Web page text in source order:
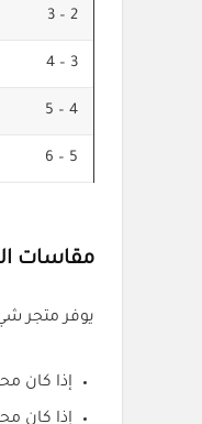
2 – 3
3 – 4
4 – 5
5 – 6
مقاسات
يوفر متجر
إذا كان محيط الصدر 78.5
إذا كان محيط الصدر 81